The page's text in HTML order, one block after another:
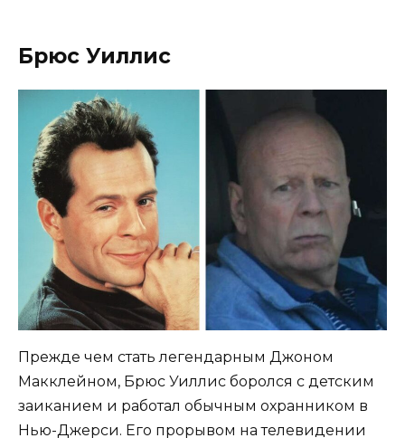
Брюс Уиллис
Прежде чем стать легендарным Джоном
Макклейном, Брюс Уиллис боролся с детским
заиканием и работал обычным охранником в
Нью-Джерси. Его прорывом на телевидении